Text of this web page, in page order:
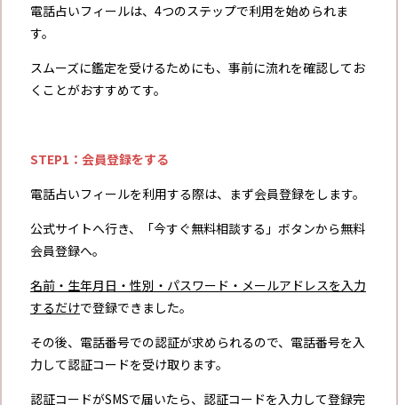
電話占いフィールは、4つのステップで利用を始められま
す。
スムーズに鑑定を受けるためにも、事前に流れを確認してお
くことがおすすめてす。
STEP1：会員登録をする
電話占いフィールを利用する際は、まず会員登録をします。
公式サイトへ行き、「今すぐ無料相談する」ボタンから無料
会員登録へ。
名前・生年月日・性別・パスワード・メールアドレスを入力
するだけで登録できました。
その後、電話番号での認証が求められるので、電話番号を入
力して認証コードを受け取ります。
認証コードがSMSで届いたら、認証コードを入力して登録完